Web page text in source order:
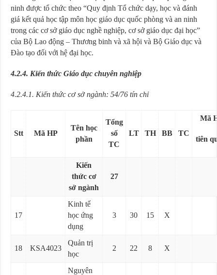
ninh được tổ chức theo “Quy định Tổ chức dạy, học và đánh
giá kết quả học tập môn học giáo dục quốc phòng và an ninh
trong các cơ sở giáo dục nghề nghiệp, cơ sở giáo dục đại học”
của Bộ Lao động – Thương binh và xã hội và Bộ Giáo dục và
Đào tạo đối với hệ đại học.
4.2.4. Kiến thức Giáo dục chuyên nghiệp
4.2.4.1. Kiến thức cơ sở ngành: 54/76 tín chỉ
Stt Mã HP
Tên học
phần
Tổng
số
TC
LT TH BB TC
Mã
tiên
Kiến
thức cơ
sở ngành
27
17
Kinh tế
học ứng
dụng
3 30 15 X
18 KSA4023
Quản trị
học
2 22 8 X
Nguyên